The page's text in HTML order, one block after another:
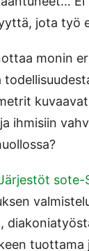
jota työ
monin
ihmisiin
sote-
tuottama